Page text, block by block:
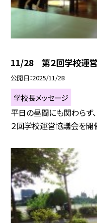
11/28 第２回学校運
公開日 2025/11/28
学校長メッセージ
平日の昼間にも関わらず
２回学校運営協議会を開